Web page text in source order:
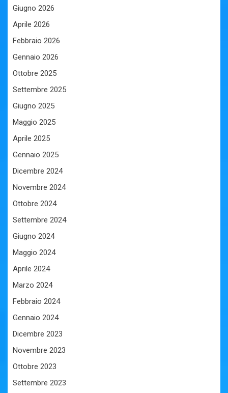
Giugno 2026
Aprile 2026
Febbraio 2026
Gennaio 2026
Ottobre 2025
Settembre 2025
Giugno 2025
Maggio 2025
Aprile 2025
Gennaio 2025
Dicembre 2024
Novembre 2024
Ottobre 2024
Settembre 2024
Giugno 2024
Maggio 2024
Aprile 2024
Marzo 2024
Febbraio 2024
Gennaio 2024
Dicembre 2023
Novembre 2023
Ottobre 2023
Settembre 2023